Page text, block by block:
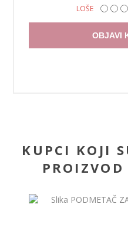
LOŠE
OBJAVI
KUPCI KOJI